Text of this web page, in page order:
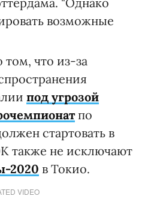
возможные
том, что из-за
под угрозой
по
стартовать в
также не исключают
2020 в Токио.
VIDEO